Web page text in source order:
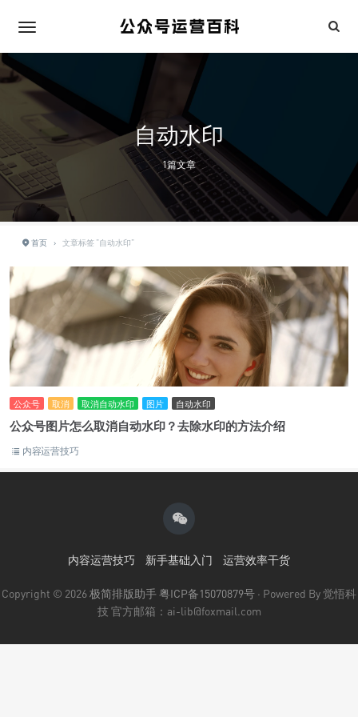
自动水印
1篇文章
首页 › 文章标签 "自动水印"
公众号 取消 取消自动水印 图片 自动水印
公众号图片怎么取消自动水印？去除水印的方法介绍
内容运营技巧
内容运营技巧 新手基础入门 运营效率干货
Copyright © 2026极简排版助手粤ICP备15070879号 · Powered By 觉悟科
技 官方邮箱：ai-lib@foxmail.com